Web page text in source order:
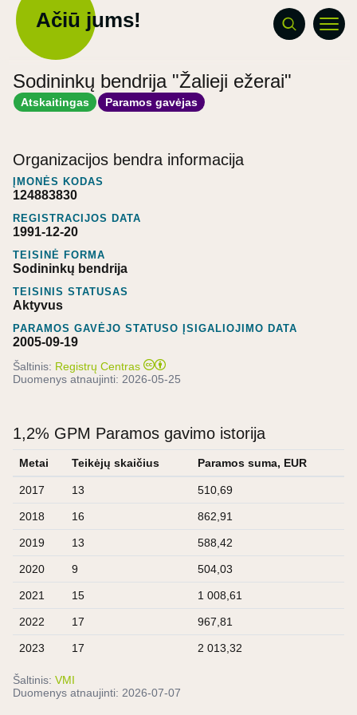
Ačiū jums!
Sodininkų bendrija "Žalieji ežerai"
Atskaitingas Paramos gavėjas
Organizacijos bendra informacija
ĮMONĖS KODAS
124883830
REGISTRACIJOS DATA
1991-12-20
TEISINĖ FORMA
Sodininkų bendrija
TEISINIS STATUSAS
Aktyvus
PARAMOS GAVĖJO STATUSO ĮSIGALIOJIMO DATA
2005-09-19
Šaltinis: Registrų Centras
Duomenys atnaujinti: 2026-05-25
1,2% GPM Paramos gavimo istorija
Metai Teikėjų skaičius Paramos suma, EUR
2017 13 510,69
2018 16 862,91
2019 13 588,42
2020 9 504,03
2021 15 1 008,61
2022 17 967,81
2023 17 2 013,32
Šaltinis: VMI
Duomenys atnaujinti: 2026-07-07